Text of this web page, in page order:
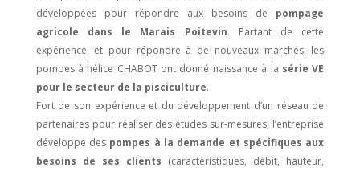
développées pour répondre aux besoins de pompage
agricole dans le Marais Poitevin. Partant de cette
expérience, et pour répondre à de nouveaux marchés, les
pompes à hélice CHABOT ont donné naissance à la série VE
pour le secteur de la pisciculture.
Fort de son expérience et du développement d’un réseau de
partenaires pour réaliser des études sur-mesures, l’entreprise
développe des pompes à la demande et spécifiques aux
besoins de ses clients (caractéristiques, débit, hauteur,